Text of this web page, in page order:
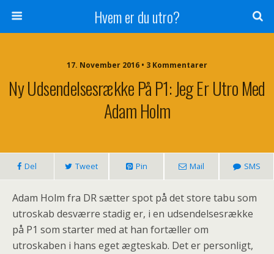
Hvem er du utro?
17. November 2016 • 3 Kommentarer
Ny Udsendelsesrække På P1: Jeg Er Utro Med
Adam Holm
Del Tweet Pin Mail SMS
Adam Holm fra DR sætter spot på det store tabu som
utroskab desværre stadig er, i en udsendelsesrække
på P1 som starter med at han fortæller om
utroskaben i hans eget ægteskab. Det er personligt,